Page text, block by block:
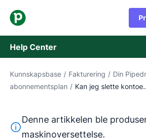
Help Center
Kunnskapsbase
Kontakt kundestøtten
Kunnskapsbase / Fakturering / Din
abonnementsplan / Kan jeg slette
Denne teksten ble oversatt fra
Denne artikkelen ble
maskinoversettelse.